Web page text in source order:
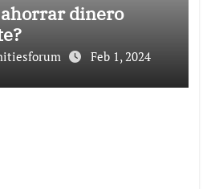
ahorrar dinero
Feb 1, 2024